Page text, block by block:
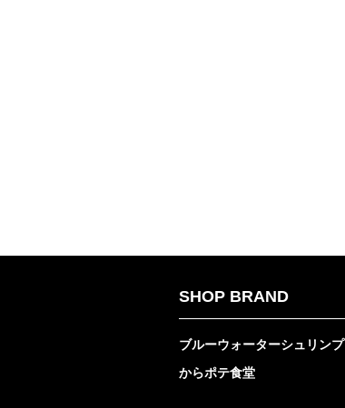
SHOP BRAND
ブルーウォーターシュリンプ
からポテ食堂